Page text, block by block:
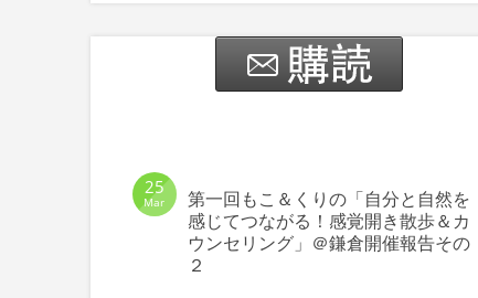
25
Mar
第一回もこ＆くりの「自分と自然を
感じてつながる！感覚開き散歩＆カ
ウンセリング」＠鎌倉開催報告その
２